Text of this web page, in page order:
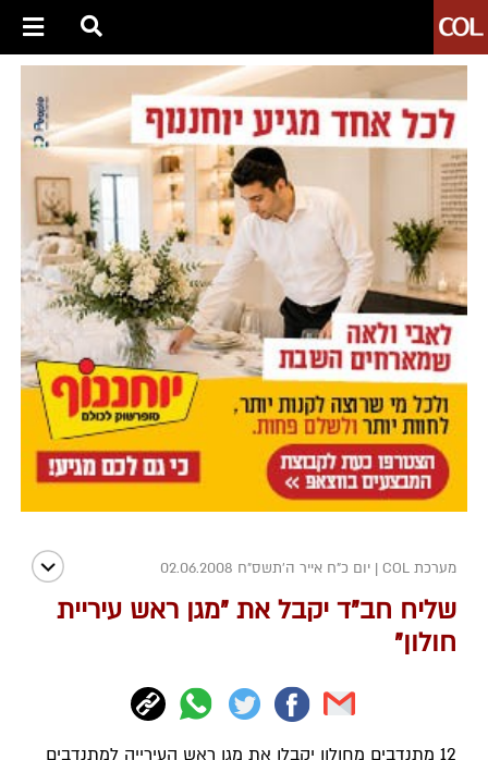
מערכת COL | יום כ"ח אייר ה׳תשס״ח 02.06.2008
שליח חב"ד יקבל את "מגן ראש עיריית
חולון"
12 מתנדבים מחולון יקבלו את מגן ראש העירייה למתנדבים